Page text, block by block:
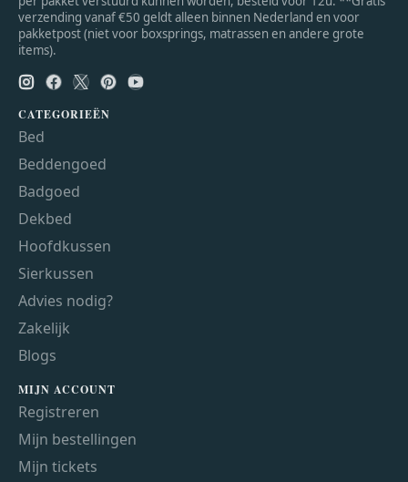
verzending vanaf €50 geldt alleen binnen Nederland en voor
pakketpost (niet voor boxsprings, matrassen en andere grote
items).
CATEGORIEËN
Bed
Beddengoed
Badgoed
Dekbed
Hoofdkussen
Sierkussen
Advies nodig?
Zakelijk
Blogs
MIJN ACCOUNT
Registreren
Mijn bestellingen
Mijn tickets